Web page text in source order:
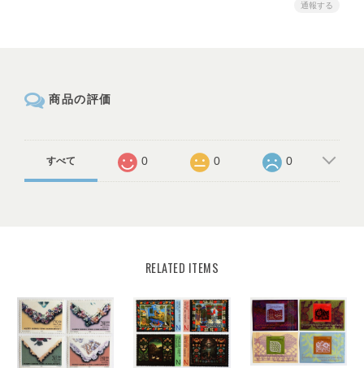
通報する
商品の評価
すべて 0 0 0
RELATED ITEMS